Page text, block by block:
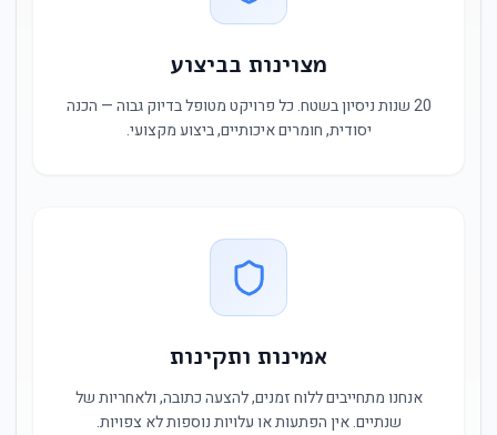
מצוינות בביצוע
20 שנות ניסיון בשטח. כל פרויקט מטופל בדיוק גבוה — הכנה
יסודית, חומרים איכותיים, ביצוע מקצועי.
אמינות ותקינות
אנחנו מתחייבים ללוח זמנים, להצעה כתובה, ולאחריות של
שנתיים. אין הפתעות או עלויות נוספות לא צפויות.